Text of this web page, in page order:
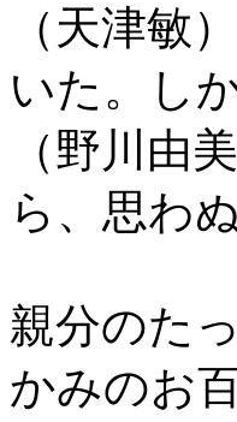
（天津敏
いた。し
（野川由
ら、思わ
親分のた
かみのお